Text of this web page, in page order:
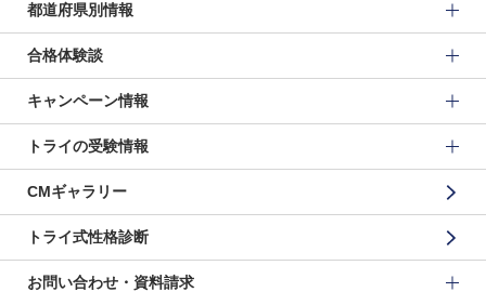
都道府県別情報
合格体験談
キャンペーン情報
トライの受験情報
CMギャラリー
トライ式性格診断
お問い合わせ・資料請求